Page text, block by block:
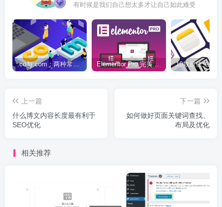
有时候是我们自己想太多才让自己如此难受
.co与.com：两种常用域名后缀名完全指南 Elementor Pro 完美汉化中文版（含全套模板）|可视化编辑页面自定义设计WordPress插件
上一篇
什么博文内容长度最有利于
SEO优化
下一篇
如何做好页面关键词查找、
布局及优化
相关推荐